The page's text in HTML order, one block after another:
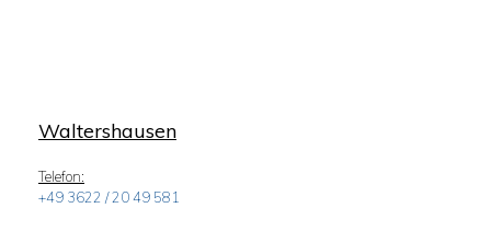
Waltershausen
Telefon:
+49 3622 / 20 49 581